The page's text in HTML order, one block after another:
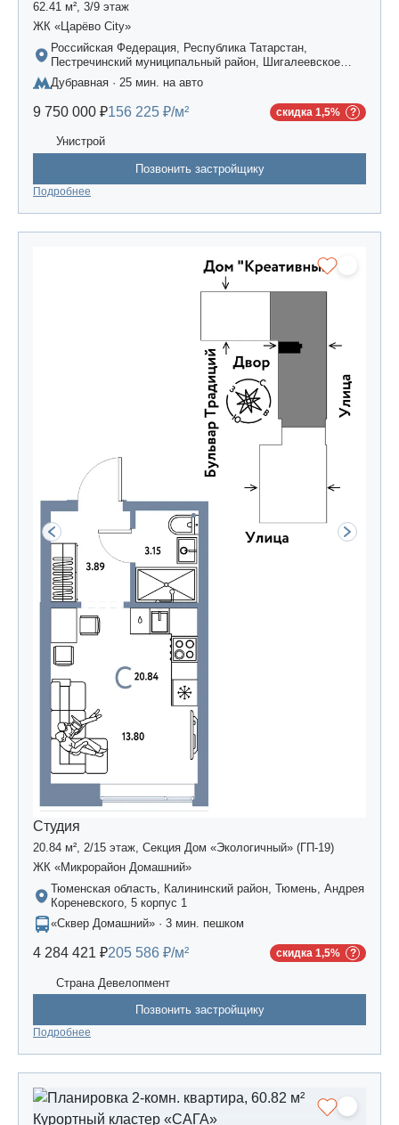
62.41 м², 3/9 этаж
ЖК «Царёво City»
Российская Федерация, Республика Татарстан,
Пестречинский муниципальный район, Шигалеевское
сельское поселение, жилой комплекс «Усадьба
Царево-2», дом 3
Дубравная · 25 мин. на авто
9 750 000 ₽156 225 ₽/м² скидка 1,5%
Унистрой
Позвонить застройщику
Подробнее
Студия
20.84 м², 2/15 этаж, Секция Дом «Экологичный» (ГП-19)
ЖК «Микрорайон Домашний»
Тюменская область, Калининский район, Тюмень, Андрея
Кореневского, 5 корпус 1
«Сквер Домашний» · 3 мин. пешком
4 284 421 ₽205 586 ₽/м² скидка 1,5%
Страна Девелопмент
Позвонить застройщику
Подробнее